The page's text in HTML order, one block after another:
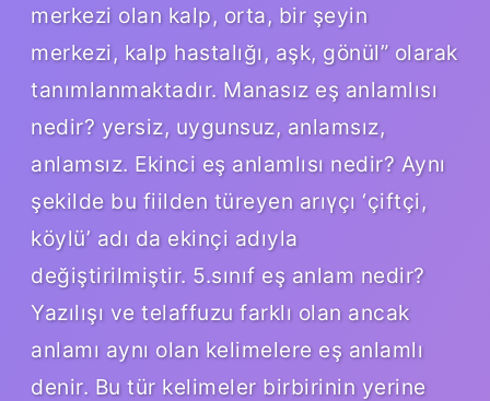
merkezi olan kalp, orta, bir şeyin
merkezi, kalp hastalığı, aşk, gönül” olarak
tanımlanmaktadır. Manasız eş anlamlısı
nedir? yersiz, uygunsuz, anlamsız,
anlamsız. Ekinci eş anlamlısı nedir? Aynı
şekilde bu fiilden türeyen arıγçı ‘çiftçi,
köylü’ adı da ekinçi adıyla
değiştirilmiştir. 5.sınıf eş anlam nedir?
Yazılışı ve telaffuzu farklı olan ancak
anlamı aynı olan kelimelere eş anlamlı
denir. Bu tür kelimeler birbirinin yerine